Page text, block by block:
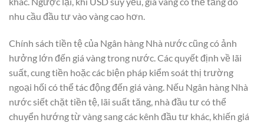
nhu cầu đầu tư vào vàng cao hơn.
Chính sách tiền tệ của Ngân hàng Nhà nước cũng có ảnh
hưởng lớn đến giá vàng trong nước. Các quyết định về lãi
suất, cung tiền hoặc các biện pháp kiểm soát thị trường
ngoại hối có thể tác động đến giá vàng. Nếu Ngân hàng Nhà
nước siết chặt tiền tệ, lãi suất tăng, nhà đầu tư có thể
chuyển hướng từ vàng sang các kênh đầu tư khác, khiến giá